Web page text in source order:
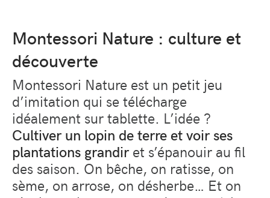
Montessori Nature : culture et
découverte
Montessori Nature est un petit jeu
d’imitation qui se télécharge
idéalement sur tablette. L’idée ?
Cultiver un lopin de terre et voir ses
plantations grandiret s’épanouir au fil
des saison. On bêche, on ratisse, on
sème, on arrose, on désherbe… Et on